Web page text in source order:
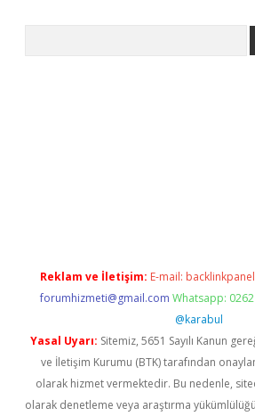
Reklam ve İletişim: E-mail:
forumhizmeti@gmail.com Whatsapp:
@karabul
Yasal Uyarı: Sitemiz, 5651 Sayılı Kanun
ve İletişim Kurumu (BTK) tarafından
olarak hizmet vermektedir. Bu nedenle,
olarak denetleme veya araştırma